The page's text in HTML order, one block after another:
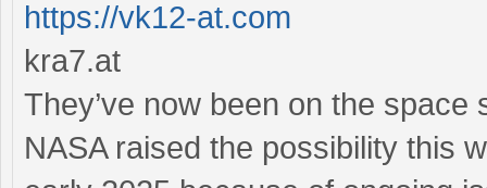
https://vk12-at.com
kra7.at
They’ve now been on the
NASA raised the possibility this